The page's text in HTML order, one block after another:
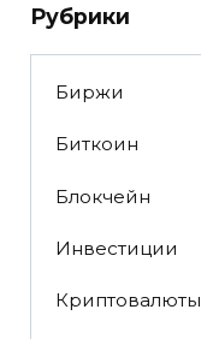
Рубрики
Биржи
Биткоин
Блокчейн
Инвестиции
Криптовалюты